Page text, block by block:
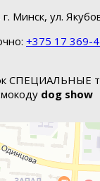
Минск, ул.
+375 17 369-
СПЕЦИАЛЬНЫЕ
dog show